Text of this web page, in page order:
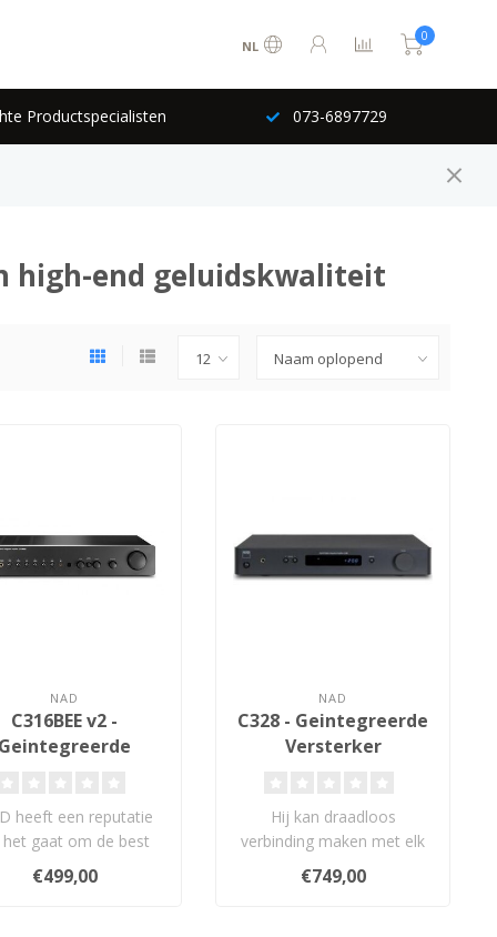
NL
0
Productspecialisten 073-6897729
high-end geluidskwaliteit
NAD
C316BEE v2 -
heeft een reputatie
het gaat om de best
presterende
al..
€499,00
NAD
C328 - Geintegreerde
Versterker
Hij kan draadloos
verbinding maken met elk
smartphone-, tablet- of
Bluetooth®-a..
€749,00